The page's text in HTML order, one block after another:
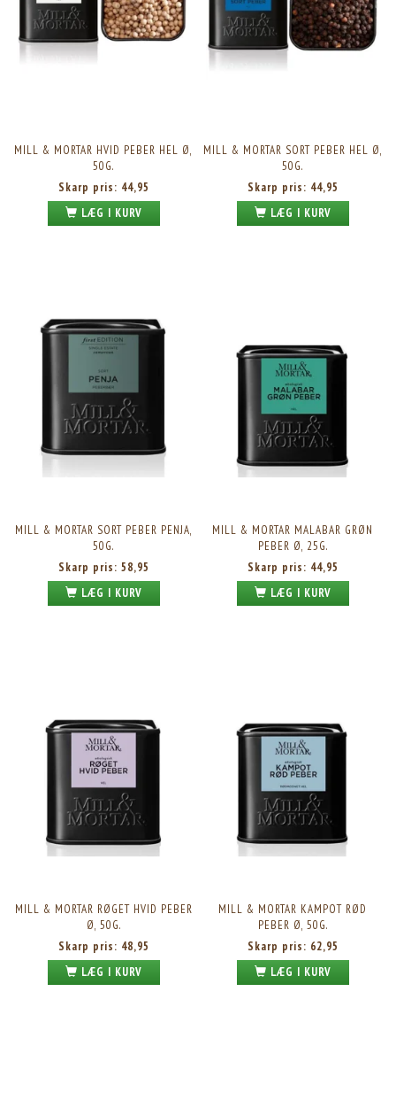
MILL & MORTAR HVID PEBER HEL Ø,
50G.
Skarp pris: 44,95
LÆG I KURV
MILL & MORTAR SORT PEBER HEL Ø,
50G.
Skarp pris: 44,95
LÆG I KURV
MILL & MORTAR SORT PEBER PENJA,
50G.
Skarp pris: 58,95
LÆG I KURV
MILL & MORTAR MALABAR GRØN
PEBER Ø, 25G.
Skarp pris: 44,95
LÆG I KURV
MILL & MORTAR RØGET HVID PEBER
Ø, 50G.
Skarp pris: 48,95
LÆG I KURV
MILL & MORTAR KAMPOT RØD
PEBER Ø, 50G.
Skarp pris: 62,95
LÆG I KURV